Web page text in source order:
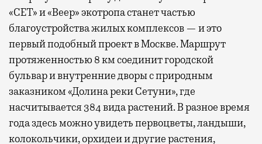
«СЕТ» и «Веер» экотропа станет частью
благоустройства жилых комплексов — и это
первый подобный проект в Москве. Маршрут
протяженностью 8 км соединит городской
бульвар и внутренние дворы с природным
заказником «Долина реки Сетуни», где
насчитывается 384 вида растений. В разное время
года здесь можно увидеть первоцветы, ландыши,
колокольчики, орхидеи и другие растения,